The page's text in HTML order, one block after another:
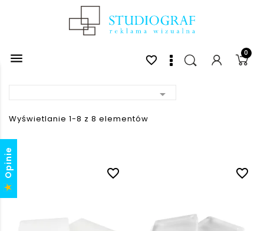
 0
favorite_border

Wyświetlanie 1-8 z 8 elementów
favorite_border favorite_border
Opinie